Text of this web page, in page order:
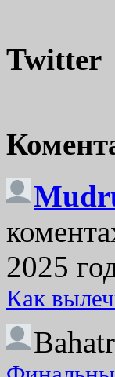
Twitter
2025
Как